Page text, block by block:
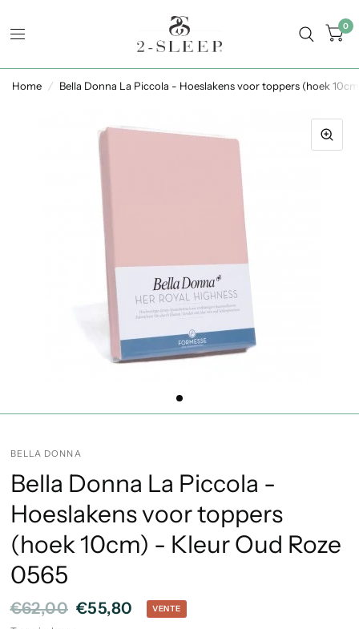
0
Home / Bella Donna La Piccola - Hoeslakens voor toppers (hoek
BELLA DONNA
Bella Donna La Piccola -
Hoeslakens voor toppers
(hoek 10cm) - Kleur Oud Roze
0565
€62,00 €55,80 VENTE